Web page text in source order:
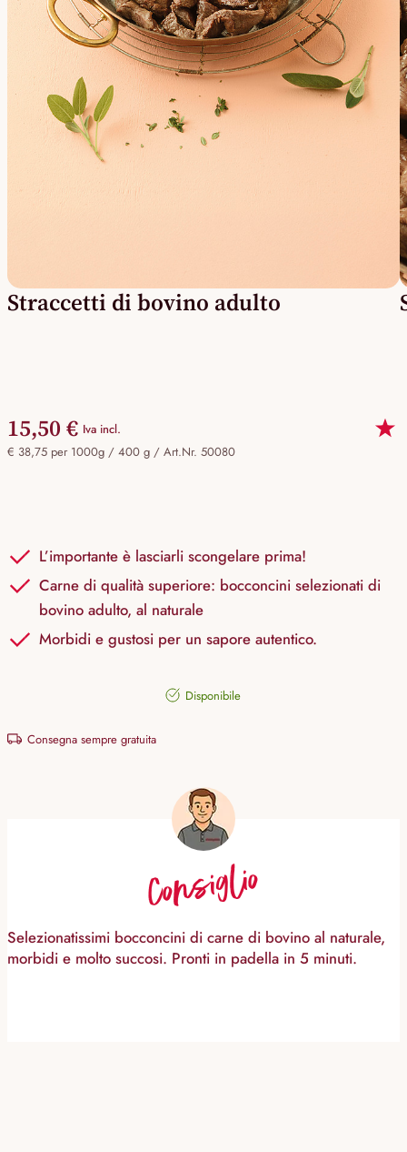
Straccetti di bovino adulto
15,50 € Iva incl.
€ 38,75 per 1000g / 400 g / Art.Nr. 50080
L’importante è lasciarli scongelare prima!
Carne di qualità superiore: bocconcini selezionati di
bovino adulto, al naturale
Morbidi e gustosi per un sapore autentico.
Disponibile
Consegna sempre gratuita
Consiglio
Selezionatissimi bocconcini di carne di bovino al naturale,
morbidi e molto succosi. Pronti in padella in 5 minuti.